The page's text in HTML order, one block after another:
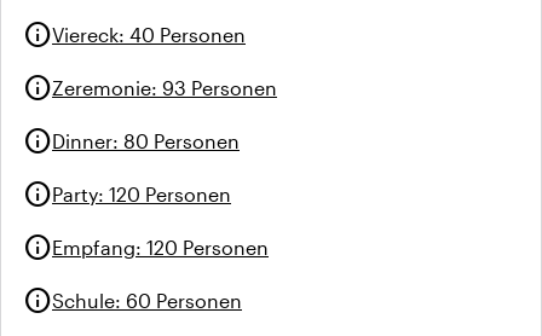
infoViereck: 40 Personen
infoZeremonie: 93 Personen
infoDinner: 80 Personen
infoParty: 120 Personen
infoEmpfang: 120 Personen
infoSchule: 60 Personen